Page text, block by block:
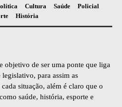
Cultura Saúde
Policial
História
objetivo de ser uma ponte que liga
para assim as
situação, além é claro que o
saúde, história, esporte e